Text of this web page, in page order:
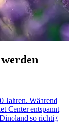
Jahren. Während
Center entspannt
so richtig